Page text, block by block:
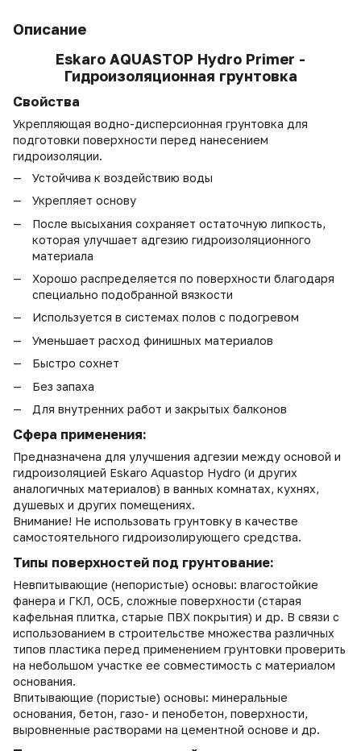
Описание
Eskaro AQUASTOP Hydro Primer -
Гидроизоляционная грунтовка
Свойства
Укрепляющая водно-дисперсионная грунтовка для
подготовки поверхности перед нанесением
гидроизоляции.
Устойчива к воздействию воды
Укрепляет основу
После высыхания сохраняет остаточную липкость,
которая улучшает адгезию гидроизоляционного
материала
Хорошо распределяется по поверхности благодаря
специально подобранной вязкости
Используется в системах полов с подогревом
Уменьшает расход финишных материалов
Быстро сохнет
Без запаха
Для внутренних работ и закрытых балконов
Сфера применения:
Предназначена для улучшения адгезии между основой и
гидроизоляцией Eskaro Aquastop Hydro (и других
аналогичных материалов) в ванных комнатах, кухнях,
душевых и других помещениях.
Внимание! Не использовать грунтовку в качестве
самостоятельного гидроизолирующего средства.
Типы поверхностей под грунтование:
Невпитывающие (непористые) основы: влагостойкие
фанера и ГКЛ, ОСБ, сложные поверхности (старая
кафельная плитка, старые ПВХ покрытия) и др. В связи с
использованием в строительстве множества различных
типов пластика перед применением грунтовки проверить
на небольшом участке ее совместимость с материалом
основания.
Впитывающие (пористые) основы: минеральные
основания, бетон, газо- и пенобетон, поверхности,
выровненные растворами на цементной основе и др.